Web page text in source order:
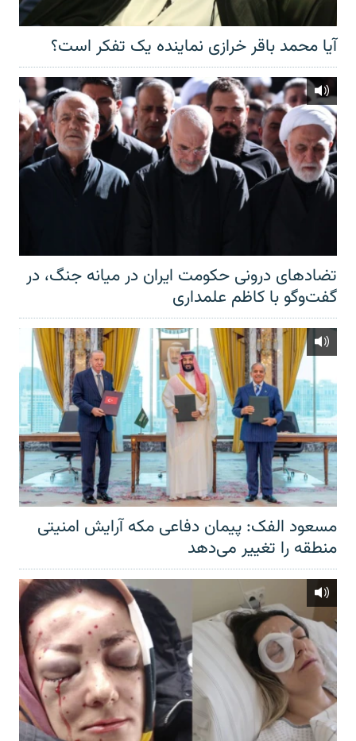
آیا محمد باقر خرازی نماینده یک تفکر است؟
تضادهای درونی حکومت ایران در میانه جنگ، در
گفت‌‌وگو با کاظم علمداری
مسعود الفک: پیمان دفاعی مکه آرایش امنیتی
منطقه را تغییر می‌دهد